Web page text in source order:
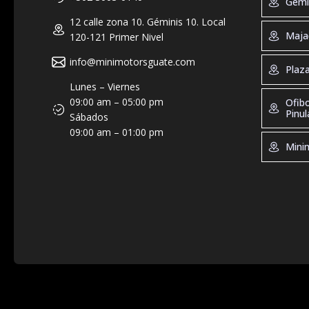
12 calle zona 10. Géminis 10. Local
120-121 Primer Nivel
info@minimotorsguate.com
Lunes – Viernes
09:00 am – 05:00 pm
Sábados
09:00 am – 01:00 pm
Geminis
Tel:
Horario
19:00,
Majadas
Tel:
Horario
de 10:00
Plaza
Tel:
Horario
9:00 –
Tel: